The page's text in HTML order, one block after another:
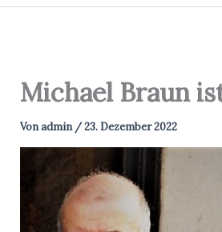
Michael Braun
Vonadmin /23. Dezember 2022